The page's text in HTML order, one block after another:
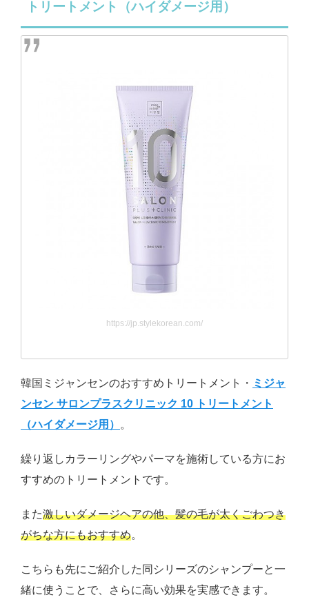
トリートメント（ハイダメージ用）
https://jp.stylekorean.com/
韓国ミジャンセンのおすすめトリートメント・ ミジャ
ンセン サロンプラスクリニック 10 トリートメント
（ハイダメージ用）
。
繰り返しカラーリングやパーマを施術している方にお
すすめのトリートメントです。
また激しいダメージヘアの他、髪の毛が太くごわつき
がちな方にもおすすめ。
こちらも先にご紹介した同シリーズのシャンプーと一
緒に使うことで、さらに高い効果を実感できます。